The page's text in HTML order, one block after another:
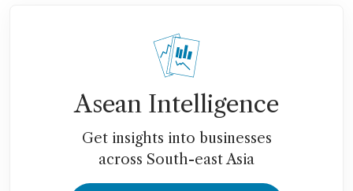
Asean Intelligence
Get insights into businesses
across South-east Asia